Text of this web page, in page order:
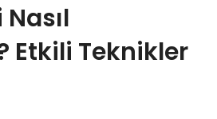
Etkili Teknikler